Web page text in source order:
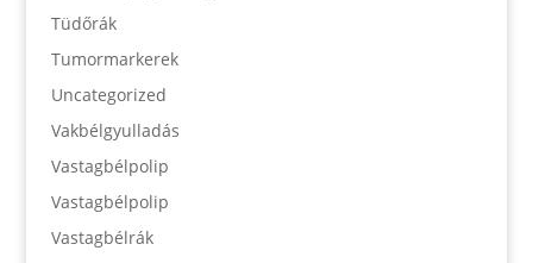
Tüdőrák
Tumormarkerek
Uncategorized
Vakbélgyulladás
Vastagbélpolip
Vastagbélpolip
Vastagbélrák